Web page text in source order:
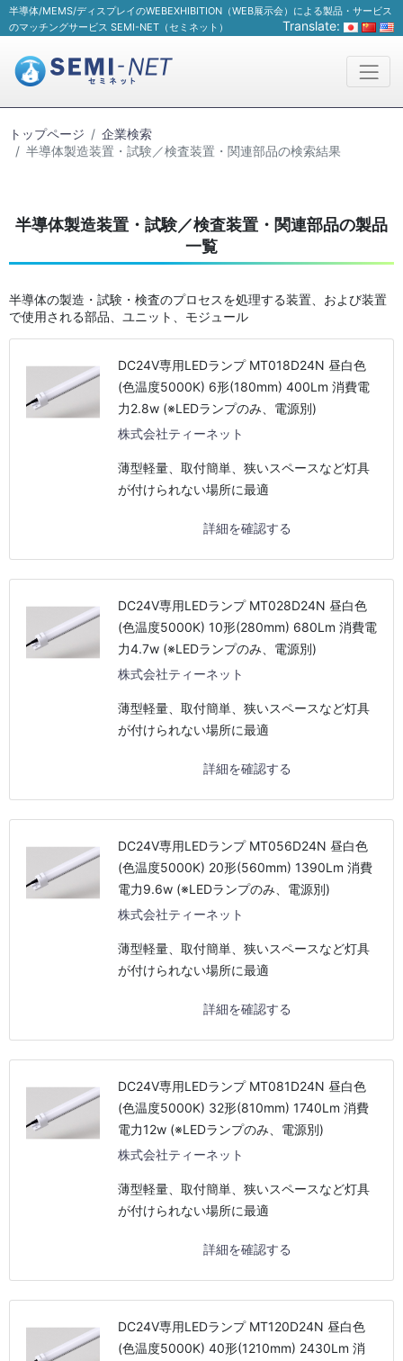
半導体/MEMS/ディスプレイのWEBEXHIBITION（WEB展示会）による製品・サービス
のマッチングサービス SEMI-NET（セミネット）
Translate:
トップページ
企業検索
半導体製造装置・試験／検査装置・関連部品の検索結果
半導体製造装置・試験／検査装置・関連部品の製品
一覧
半導体の製造・試験・検査のプロセスを処理する装置、および装置
で使用される部品、ユニット、モジュール
DC24V専用LEDランプ MT018D24N 昼白色
(色温度5000K) 6形(180mm) 400Lm 消費電
力2.8w (※LEDランプのみ、電源別)
株式会社ティーネット
薄型軽量、取付簡単、狭いスペースなど灯具
が付けられない場所に最適
詳細を確認する
DC24V専用LEDランプ MT028D24N 昼白色
(色温度5000K) 10形(280mm) 680Lm 消費電
力4.7w (※LEDランプのみ、電源別)
株式会社ティーネット
薄型軽量、取付簡単、狭いスペースなど灯具
が付けられない場所に最適
詳細を確認する
DC24V専用LEDランプ MT056D24N 昼白色
(色温度5000K) 20形(560mm) 1390Lm 消費
電力9.6w (※LEDランプのみ、電源別)
株式会社ティーネット
薄型軽量、取付簡単、狭いスペースなど灯具
が付けられない場所に最適
詳細を確認する
DC24V専用LEDランプ MT081D24N 昼白色
(色温度5000K) 32形(810mm) 1740Lm 消費
電力12w (※LEDランプのみ、電源別)
株式会社ティーネット
薄型軽量、取付簡単、狭いスペースなど灯具
が付けられない場所に最適
詳細を確認する
DC24V専用LEDランプ MT120D24N 昼白色
(色温度5000K) 40形(1210mm) 2430Lm 消